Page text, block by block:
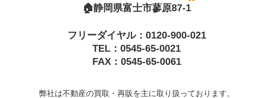
🏠静岡県富士市蓼原87-1
フリーダイヤル：0120-900-021
TEL：0545-65-0021
FAX：0545-65-0061
弊社は不動産の買取・再販を主に取り扱っております。